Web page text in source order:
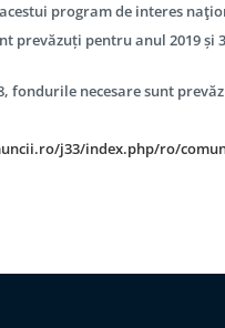
program de interes
prevăzuți pentru anul 2019 și
fondurile necesare sunt
j33/index.php/ro/